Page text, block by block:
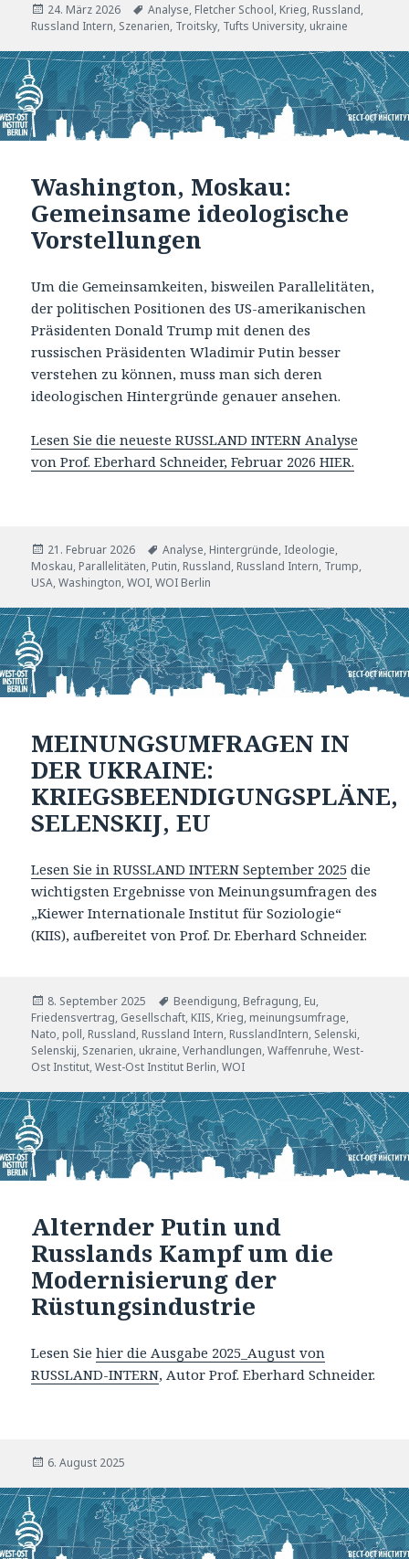
Veröffentlicht
am
24. März 2026 Tags
Analyse, Fletcher School, Krieg, Russland,
Russland Intern, Szenarien, Troitsky, Tufts University, ukraine
Washington, Moskau:
Gemeinsame ideologische
Vorstellungen
Um die Gemeinsamkeiten, bisweilen Parallelitäten,
der politischen Positionen des US-amerikanischen
Präsidenten Donald Trump mit denen des
russischen Präsidenten Wladimir Putin besser
verstehen zu können, muss man sich deren
ideologischen Hintergründe genauer ansehen.
Lesen Sie die neueste RUSSLAND INTERN Analyse
von Prof. Eberhard Schneider, Februar 2026 HIER.
Veröffentlicht
am
21. Februar 2026 Tags
Analyse, Hintergründe, Ideologie,
Moskau, Parallelitäten, Putin, Russland, Russland Intern, Trump,
USA,Washington,WOI,WOI Berlin
MEINUNGSUMFRAGEN IN
DER UKRAINE:
KRIEGSBEENDIGUNGSPLÄNE,
SELENSKIJ, EU
Lesen Sie in RUSSLAND INTERN September 2025 die
wichtigsten Ergebnisse von Meinungsumfragen des
„Kiewer Internationale Institut für Soziologie“
(KIIS), aufbereitet von Prof. Dr. Eberhard Schneider.
Veröffentlicht
am
8. September 2025 Tags
Beendigung, Befragung, Eu,
Friedensvertrag, Gesellschaft, KIIS, Krieg, meinungsumfrage,
Nato, poll, Russland, Russland Intern, RusslandIntern, Selenski,
Selenskij, Szenarien, ukraine,Verhandlungen,Waffenruhe,West-
Ost Institut,West-Ost Institut Berlin,WOI
Alternder Putin und
Russlands Kampf um die
Modernisierung der
Rüstungsindustrie
Lesen Siehier die Ausgabe 2025_August von
RUSSLAND-INTERN, Autor Prof. Eberhard Schneider.
Veröffentlicht
6. August 2025